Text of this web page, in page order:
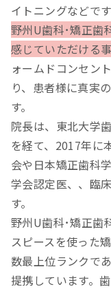
イトニングなどです
野州U歯科･矯正歯
感じていただける
ォームドコンセン
り、患者様に真実
す。
院長は、東北大学
を経て、2017年に
会や日本矯正歯科
学会認定医、、臨
す。
野州U歯科･矯正歯
スピースを使った
数最上位ランクで
提携しています。